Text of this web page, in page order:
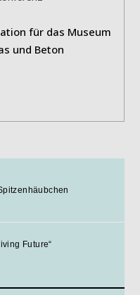
für das Museum
und Beton
Future“